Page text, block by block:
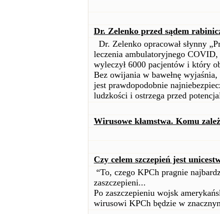
Dr. Zelenko przed sądem
Dr. Zelenko opracował słynny
leczenia ambulatoryjnego
wyleczył 6000 pacjentów i który
Bez owijania w bawełnę
jest prawdopodobnie
ludzkości i ostrzega przed
Wirusowe kłamstwa. Komu
Czy celem szczepień jest
“To, czego KPCh pragnie
zaszczepieni...
Po zaszczepieniu wojsk
wirusowi KPCh będzie w